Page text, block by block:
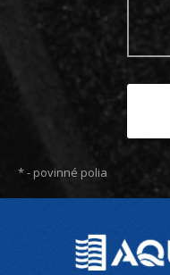
*- povinné polia